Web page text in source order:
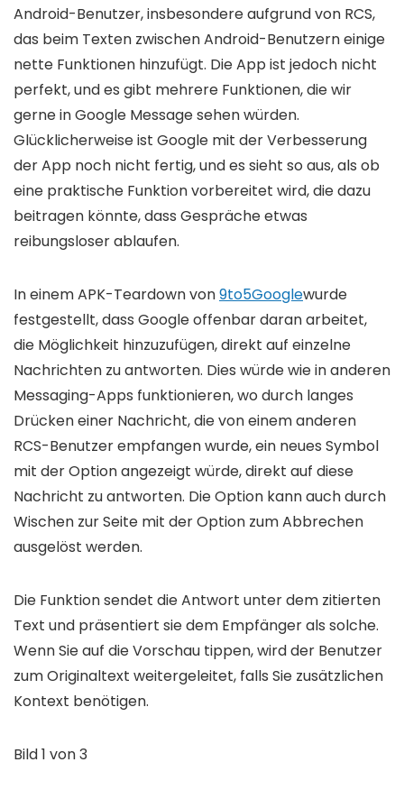
Android-Benutzer, insbesondere aufgrund von RCS,
das beim Texten zwischen Android-Benutzern einige
nette Funktionen hinzufügt. Die App ist jedoch nicht
perfekt, und es gibt mehrere Funktionen, die wir
gerne in Google Message sehen würden.
Glücklicherweise ist Google mit der Verbesserung
der App noch nicht fertig, und es sieht so aus, als ob
eine praktische Funktion vorbereitet wird, die dazu
beitragen könnte, dass Gespräche etwas
reibungsloser ablaufen.
In einem APK-Teardown von9to5Googlewurde
festgestellt, dass Google offenbar daran arbeitet,
die Möglichkeit hinzuzufügen, direkt auf einzelne
Nachrichten zu antworten. Dies würde wie in anderen
Messaging-Apps funktionieren, wo durch langes
Drücken einer Nachricht, die von einem anderen
RCS-Benutzer empfangen wurde, ein neues Symbol
mit der Option angezeigt würde, direkt auf diese
Nachricht zu antworten. Die Option kann auch durch
Wischen zur Seite mit der Option zum Abbrechen
ausgelöst werden.
Die Funktion sendet die Antwort unter dem zitierten
Text und präsentiert sie dem Empfänger als solche.
Wenn Sie auf die Vorschau tippen, wird der Benutzer
zum Originaltext weitergeleitet, falls Sie zusätzlichen
Kontext benötigen.
Bild1 von3